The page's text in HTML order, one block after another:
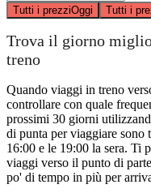
Tutti i prezziOggi Tutti i
Trova il giorno
treno
Quando viaggi in treno
controllare con quale
prossimi 30 giorni
di punta per viaggiare sono
16:00 e le 19:00 la sera. Ti
viaggi verso il punto di
po' di tempo in più per